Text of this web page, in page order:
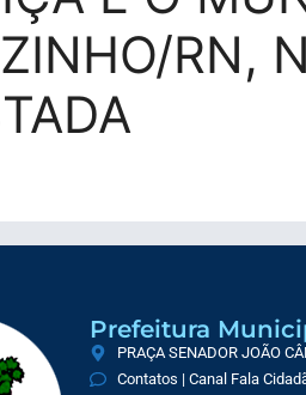
RN,
Prefeitura
PRAÇA SENADOR JOÃO
Contatos | Canal Fala